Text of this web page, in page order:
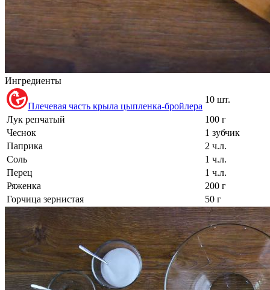
Ингредиенты
Плечевая часть крыла цыпленка-бройлера
10 шт.
Лук репчатый
100 г
Чеснок
1 зубчик
Паприка
2 ч.л.
Соль
1 ч.л.
Перец
1 ч.л.
Ряженка
200 г
Горчица зернистая
50 г